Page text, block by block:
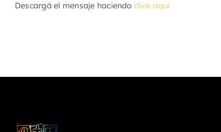
Descargá el mensaje haciendo click aquí